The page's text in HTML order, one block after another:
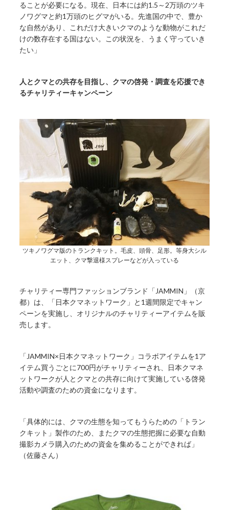
ることが必要になる。現在、日本には約1.5～2万頭のツキ
ノワグマと約1万頭のヒグマがいる。先進国の中で、豊か
な自然があり、これだけ大きいクマのような動物がこれだ
けの数存在する国はない。この状況を、うまく守っていき
たい」
人とクマとの共存を目指し、クマの啓発・調査を応援でき
るチャリティーキャンペーン
ツキノワグマ版のトランクキット。毛皮、頭骨、足形。等身大シル
エット、クマ撃退様スプレーなどが入っている
チャリティー専門ファッションブランド「JAMMIN」（京
都）は、「日本クマネットワーク」と1週間限定でキャン
ペーンを実施し、オリジナルのチャリティーアイテムを販
売します。
「JAMMIN×日本クマネットワーク」コラボアイテムを1ア
イテム買うごとに700円がチャリティーされ、日本クマネ
ットワークが人とクマとの共存に向けて実施している啓発
活動や調査のための資金になります。
「具体的には、クマの生態を知ってもうらための「トラン
クキット」製作のため、またクマの生態把握に必要な自動
撮影カメラ購入のための資金を集めることができれば」
（佐藤さん）